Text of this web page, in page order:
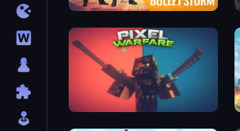
Bulletstorm
Pixel Warfare